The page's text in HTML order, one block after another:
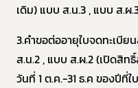
เดิม) แบบ ส.น.3 , แบบ ส.ผ
3.คำขอต่ออายุใบจดทะเบีย
ส.น.2 , แบบ ส.ผ.2 (เปิดสิท
วันที่ 1 ต.ค.-31 ธ.ค ของปีที่